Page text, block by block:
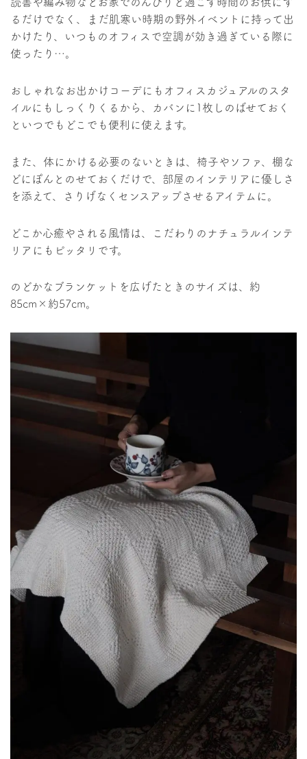
読書や編み物などお家でのんびりと過ごす時間のお供にす
るだけでなく、まだ肌寒い時期の野外イベントに持って出
かけたり、いつものオフィスで空調が効き過ぎている際に
使ったり…。
おしゃれなお出かけコーデにもオフィスカジュアルのスタ
イルにもしっくりくるから、カバンに1枚しのばせておく
といつでもどこでも便利に使えます。
また、体にかける必要のないときは、椅子やソファ、棚な
どにぽんとのせておくだけで、部屋のインテリアに優しさ
を添えて、さりげなくセンスアップさせるアイテムに。
どこか心癒やされる風情は、こだわりのナチュラルインテ
リアにもピッタリです。
のどかなブランケットを広げたときのサイズは、約
85cm×約57cm。